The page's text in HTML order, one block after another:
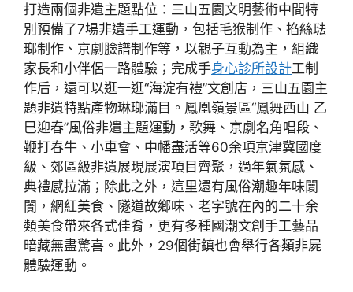
打造兩個非遺主題點位：三山五園文明藝術中間特
別預備了7場非遺手工運動，包括毛猴制作、掐絲琺
瑯制作、京劇臉譜制作等，以親子互動為主，組織
家長和小伴侶一路體驗；完成手身心診所設計工制
作后，還可以逛一逛“海淀有禮”文創店，三山五園主
題非遺特點產物琳瑯滿目。鳳凰嶺景區“鳳舞西山 乙
巳迎春”風俗非遺主題運動，歌舞、京劇名角唱段、
鞭打春牛、小車會、中幡盡活等60余項京津冀國度
級、郊區級非遺展現展演項目齊聚，過年氣氛感、
典禮感拉滿；除此之外，這里還有風俗潮趣年味闤
闠，網紅美食、隧道故鄉味、老字號在內的二十余
類美食帶來各式佳肴，更有多種國潮文創手工藝品
暗藏無盡驚喜。此外，29個街鎮也會舉行各類非屍
體驗運動。